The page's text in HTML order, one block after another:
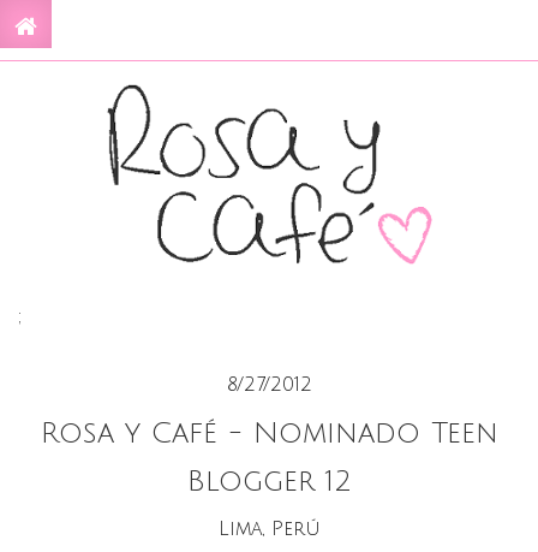
;
8/27/2012
Rosa y Café - Nominado Teen
Blogger 12
Lima, Perú